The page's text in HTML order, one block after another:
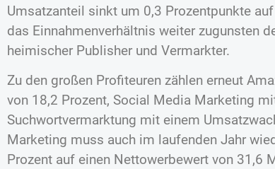
Umsatzanteil sinkt um 0,3 Prozentpunkte
das Einnahmenverhältnis weiter zugunsten
heimischer Publisher und Vermarkter.
Zu den großen Profiteuren zählen erneut
von 18,2 Prozent, Social Media Marketing
Suchwortvermarktung mit einem
Marketing muss auch im laufenden Jahr
Prozent auf einen Nettowerbewert von 31,6